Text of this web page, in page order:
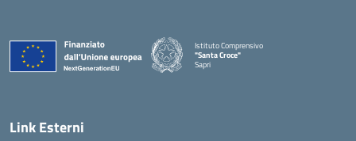
Istituto Comprensivo
"Santa Croce"
Sapri
— Visita la pagina iniziale della scuola
Link Esterni